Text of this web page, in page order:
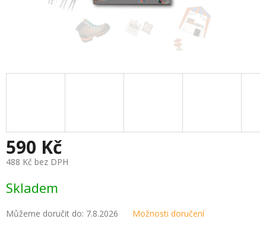
590 Kč
488 Kč bez DPH
cena:
Skladem
Můžeme doručit do: 7.8.2026 Možnosti doručení